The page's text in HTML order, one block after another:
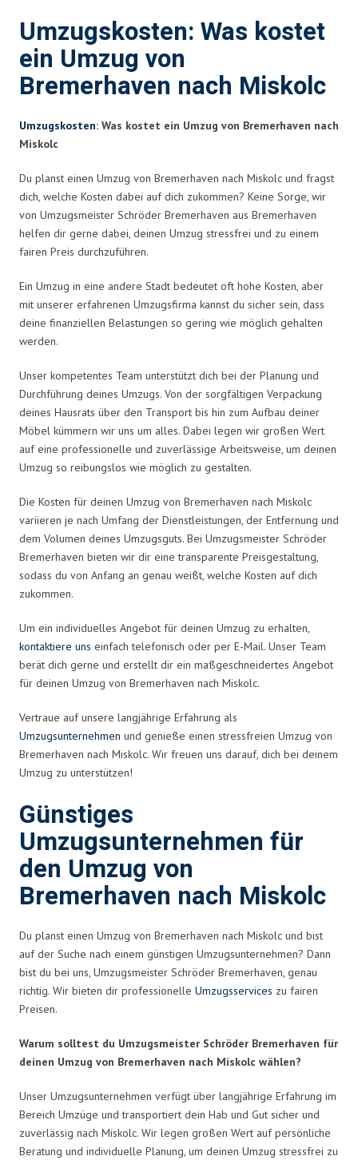
Umzugskosten: Was kostet
ein Umzug von
Bremerhaven nach Miskolc
Umzugskosten: Was kostet ein Umzug von Bremerhaven nach
Miskolc
Du planst einen Umzug von Bremerhaven nach Miskolc und fragst
dich, welche Kosten dabei auf dich zukommen? Keine Sorge, wir
von Umzugsmeister Schröder Bremerhaven aus Bremerhaven
helfen dir gerne dabei, deinen Umzug stressfrei und zu einem
fairen Preis durchzuführen.
Ein Umzug in eine andere Stadt bedeutet oft hohe Kosten, aber
mit unserer erfahrenen Umzugsfirma kannst du sicher sein, dass
deine finanziellen Belastungen so gering wie möglich gehalten
werden.
Unser kompetentes Team unterstützt dich bei der Planung und
Durchführung deines Umzugs. Von der sorgfältigen Verpackung
deines Hausrats über den Transport bis hin zum Aufbau deiner
Möbel kümmern wir uns um alles. Dabei legen wir großen Wert
auf eine professionelle und zuverlässige Arbeitsweise, um deinen
Umzug so reibungslos wie möglich zu gestalten.
Die Kosten für deinen Umzug von Bremerhaven nach Miskolc
variieren je nach Umfang der Dienstleistungen, der Entfernung und
dem Volumen deines Umzugsguts. Bei Umzugsmeister Schröder
Bremerhaven bieten wir dir eine transparente Preisgestaltung,
sodass du von Anfang an genau weißt, welche Kosten auf dich
zukommen.
Um ein individuelles Angebot für deinen Umzug zu erhalten,
kontaktiere uns einfach telefonisch oder per E-Mail. Unser Team
berät dich gerne und erstellt dir ein maßgeschneidertes Angebot
für deinen Umzug von Bremerhaven nach Miskolc.
Vertraue auf unsere langjährige Erfahrung als
Umzugsunternehmen und genieße einen stressfreien Umzug von
Bremerhaven nach Miskolc. Wir freuen uns darauf, dich bei deinem
Umzug zu unterstützen!
Günstiges
Umzugsunternehmen für
den Umzug von
Bremerhaven nach Miskolc
Du planst einen Umzug von Bremerhaven nach Miskolc und bist
auf der Suche nach einem günstigen Umzugsunternehmen? Dann
bist du bei uns, Umzugsmeister Schröder Bremerhaven, genau
richtig. Wir bieten dir professionelle Umzugsservices zu fairen
Preisen.
Warum solltest du Umzugsmeister Schröder Bremerhaven für
deinen Umzug von Bremerhaven nach Miskolc wählen?
Unser Umzugsunternehmen verfügt über langjährige Erfahrung im
Bereich Umzüge und transportiert dein Hab und Gut sicher und
zuverlässig nach Miskolc. Wir legen großen Wert auf persönliche
Beratung und individuelle Planung, um deinen Umzug stressfrei zu